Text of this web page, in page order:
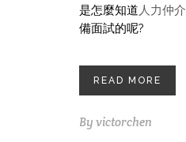
是怎麼知道人力仲介
備面試的呢?
READ MORE
By victorchen